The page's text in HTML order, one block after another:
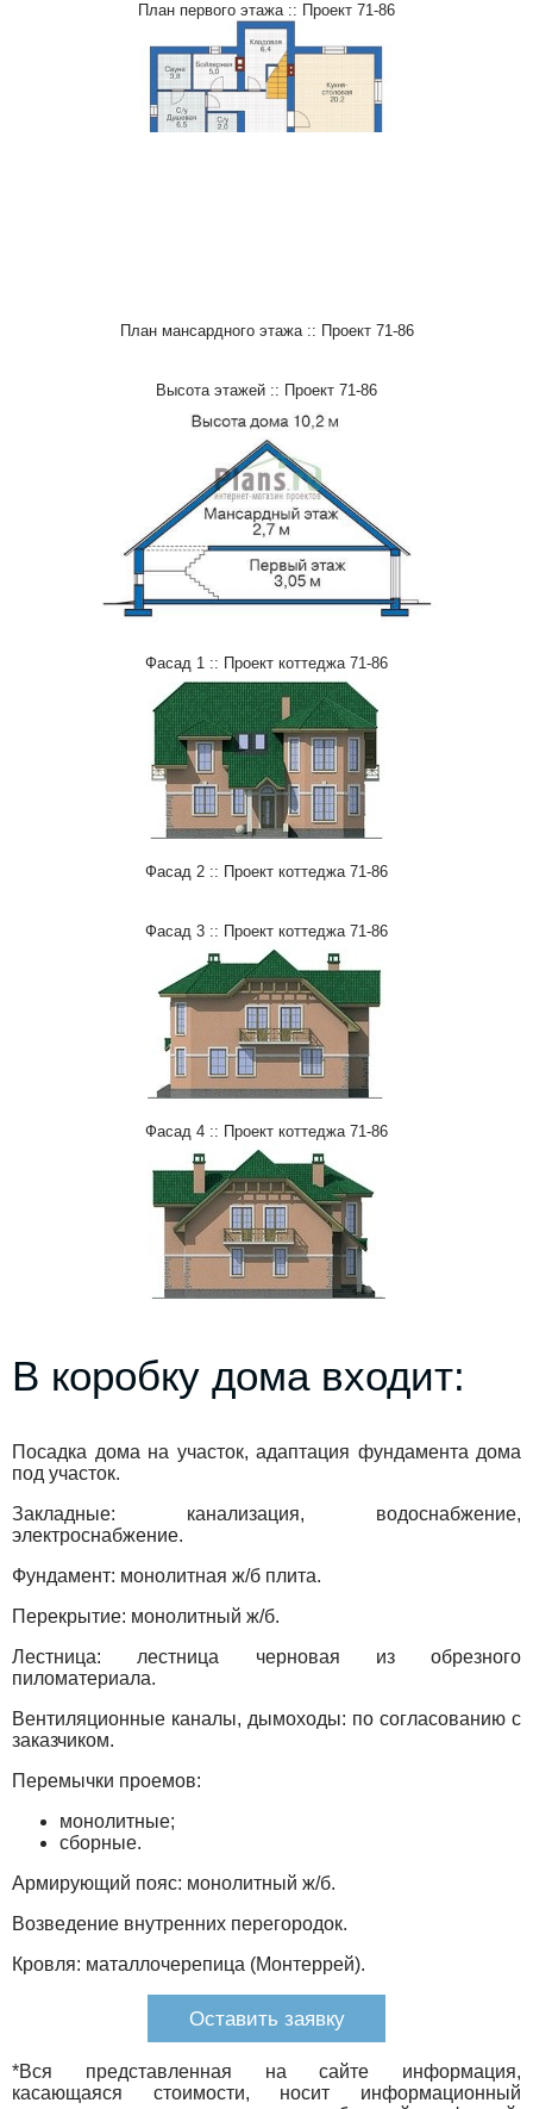
План первого этажа :: Проект 71-86
План мансардного этажа :: Проект 71-86
Высота этажей :: Проект 71-86
Фасад 1 :: Проект коттеджа 71-86
Фасад 2 :: Проект коттеджа 71-86
Фасад 3 :: Проект коттеджа 71-86
Фасад 4 :: Проект коттеджа 71-86
В коробку дома входит:
Посадка дома на участок, адаптация фундамента дома
под участок.
Закладные: канализация, водоснабжение,
электроснабжение.
Фундамент: монолитная ж/б плита.
Перекрытие: монолитный ж/б.
Лестница: лестница черновая из обрезного
пиломатериала.
Вентиляционные каналы, дымоходы: по согласованию с
заказчиком.
Перемычки проемов:
монолитные;
сборные.
Армирующий пояс: монолитный ж/б.
Возведение внутренних перегородок.
Кровля: маталлочерепица (Монтеррей).
Оставить заявку
*Вся представленная на сайте информация,
касающаяся стоимости, носит информационный